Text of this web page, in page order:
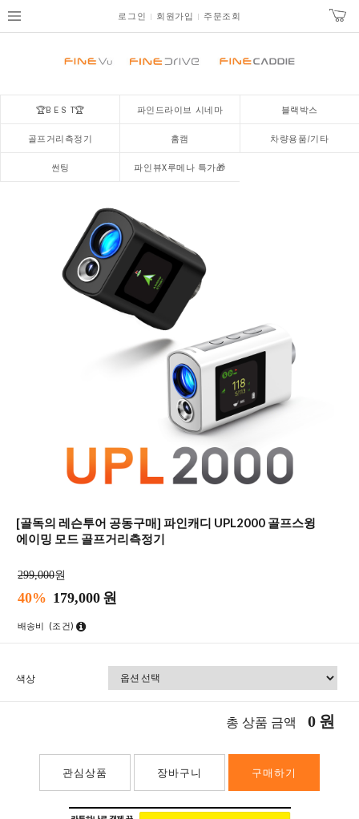
로그인 회원가입 주문조회
🏆B E S T🏆 파인드라이브 시네마 블랙박스
골프거리측정기 홈캠 차량용품/기타
썬팅 파인뷰X루메나 특가🎁
[골독의 레슨투어 공동구매] 파인캐디 UPL2000 골프스윙
에이밍 모드 골프거리측정기
299,000원
40% 179,000 원
배송비 (조건)
색상
총 상품 금액 0 원
관심상품 장바구니 구매하기